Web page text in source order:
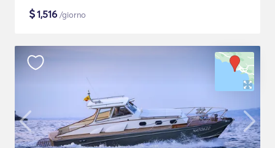
$1,516 /giorno